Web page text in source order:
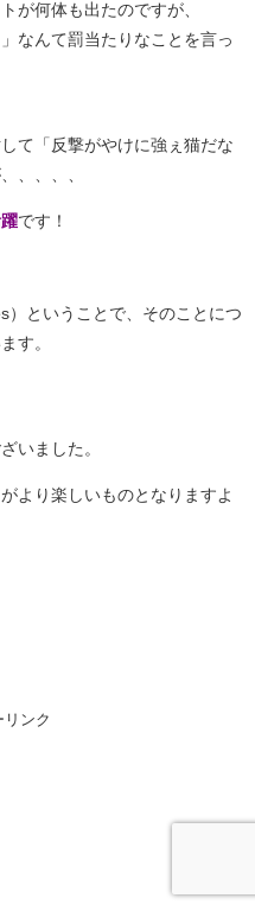
が何体も出たのですが、
なんて罰当たりなことを言っ
て「反撃がやけに強ぇ猫だな
、、、、
です！
）ということで、そのことにつ
す。
いました。
より楽しいものとなりますよ
リンク